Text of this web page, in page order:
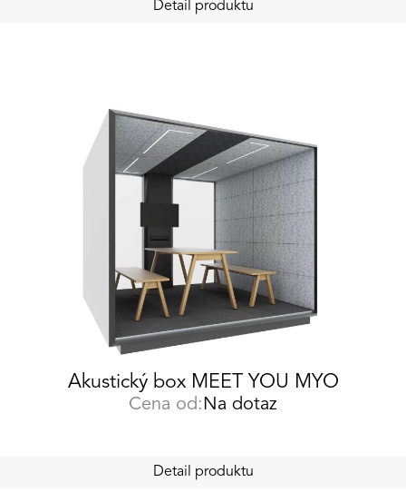
Detail produktu
Akustický box MEET YOU MYO
Cena od: Na dotaz
Detail produktu